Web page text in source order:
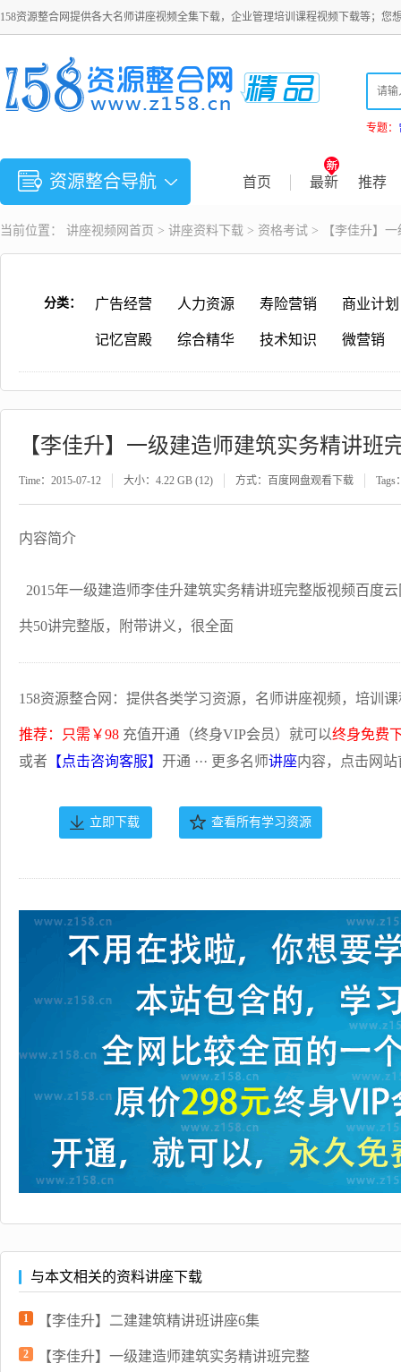
158资源整合网提供各大名师讲座视频全集下载，企业管理培训课程视频下载等；您
专题：
资源整合导航 首页 最新 推荐
当前位置： 讲座视频 网首页 > 讲座资料下载 > 资格考试 > 【李佳升】
分类： 广告经营 人力资源 寿险营销 商业计划
记忆宫殿 综合精华 技术知识 微营销
【李佳升】一级建造师建筑实务精讲班
Time：2015-07-12 大小：4.22 GB (12) 方式：百度网盘观看下载 Tags
内容简介
2015年一级建造师李佳升建筑实务精讲班完整版视频百度
共50讲完整版，附带讲义，很全面
158资源整合网：提供各类学习资源，名师讲座视频，培训
推荐：只需￥98 充值开通（终身VIP会员）就可以终身免费
或者 【点击咨询客服】 开通 ··· 更多名师讲座内容，点击网
立即下载 查看所有学习资源
与本文相关的资料讲座下载
1 【李佳升】二建建筑精讲班讲座6集
2 【李佳升】一级建造师建筑实务精讲班完整